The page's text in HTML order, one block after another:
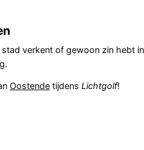
verkent of gewoon zin hebt
Oostendetijdens Lichtgolf!